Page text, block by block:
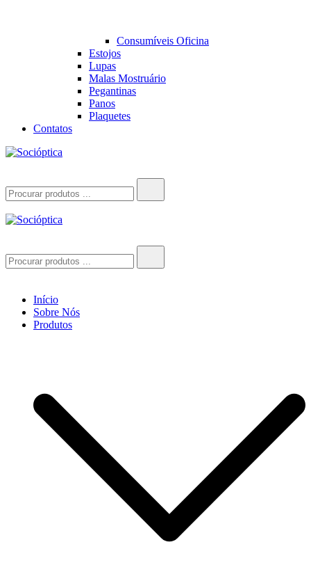
Consumíveis Oficina
Estojos
Lupas
Malas Mostruário
Pegantinas
Panos
Plaquetes
Contatos
for:
for:
Início
Sobre Nós
Produtos